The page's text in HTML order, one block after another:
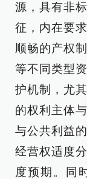
源，具有非
征，内在要
顺畅的产权
等不同类型
护机制，尤
的权利主体
与公共利益
经营权适度
度预期。同